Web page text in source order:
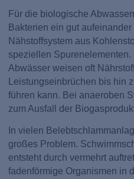
Für die biologische
Bakterien ein gut
Nähstoffsystem aus
speziellen
Abwässer weisen oft
Leistungseinbrüchen bis hin
führen kann. Bei anaeroben
zum Ausfall der
In vielen
großes Problem.
entsteht durch vermehrt
fadenförmige Organismen in